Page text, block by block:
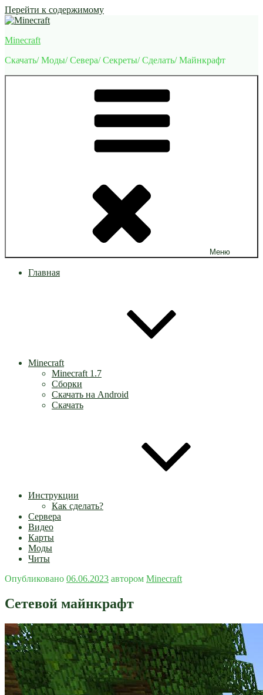
Перейти к содержимому
Minecraft
Скачать/ Моды/ Севера/ Секреты/ Сделать/ Майнкрафт
Меню
Главная
Minecraft
Minecraft 1.7
Сборки
Скачать на Android
Скачать
Инструкции
Как сделать?
Сервера
Видео
Карты
Моды
Читы
Опубликовано 06.06.2023 автором Minecraft
Сетевой майнкрафт